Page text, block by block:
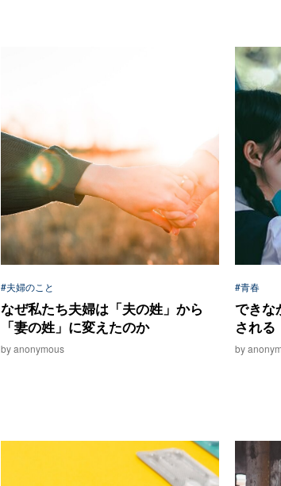
#夫婦のこと
なぜ私たち夫婦は「夫の姓」から
「妻の姓」に変えたのか
by anonymous
#青春
できな
される
by